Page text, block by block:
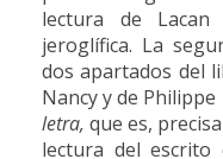
lectura de
jeroglífica. La
dos apartados del
Nancy y de
letra, que es,
lectura del escrito